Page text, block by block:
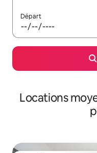
Départ
Locations